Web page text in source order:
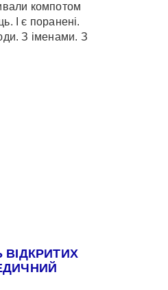
компотом
І є поранені.
З іменами. З
ВІДКРИТИХ